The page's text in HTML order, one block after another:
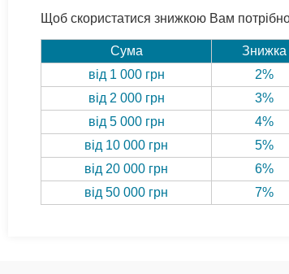
Щоб скористатися знижкою Вам
Сума
Знижка
від 1 000 грн
2%
від 2 000 грн
3%
від 5 000 грн
4%
від 10 000 грн
5%
від 20 000 грн
6%
від 50 000 грн
7%